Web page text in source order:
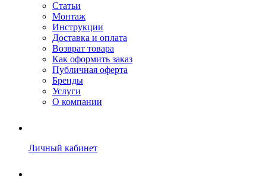
Статьи
Монтаж
Инструкции
Доставка и оплата
Возврат товара
Как оформить заказ
Публичная оферта
Бренды
Услуги
О компании
Личный кабинет